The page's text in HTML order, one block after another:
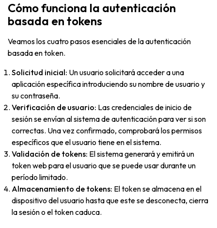
Cómo funciona la autenticación
basada en tokens
Veamos los cuatro pasos esenciales de la autenticación
basada en token.
Solicitud inicial: Un usuario solicitará acceder a una
aplicación específica introduciendo su nombre de usuario y
su contraseña.
Verificación de usuario: Las credenciales de inicio de
sesión se envían al sistema de autenticación para ver si son
correctas. Una vez confirmado, comprobará los permisos
específicos que el usuario tiene en el sistema.
Validación de tokens: El sistema generará y emitirá un
token web para el usuario que se puede usar durante un
período limitado.
Almacenamiento de tokens: El token se almacena en el
dispositivo del usuario hasta que este se desconecta, cierra
la sesión o el token caduca.